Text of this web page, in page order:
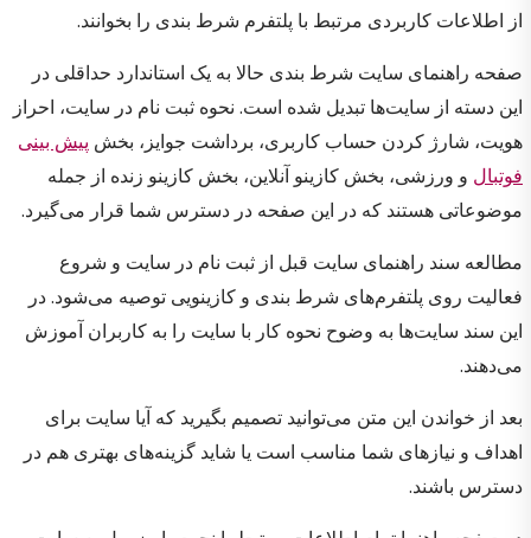
از اطلاعات کاربردی مرتبط با پلتفرم شرط بندی را بخوانند.
صفحه راهنمای سایت شرط بندی حالا به یک استاندارد حداقلی در
این دسته از سایت‌ها تبدیل شده است. نحوه ثبت نام در سایت، احراز
هویت، شارژ کردن حساب کاربری، برداشت جوایز، بخش پیش بینی
فوتبال و ورزشی، بخش کازینو آنلاین، بخش کازینو زنده از جمله
موضوعاتی هستند که در این صفحه در دسترس شما قرار می‌گیرد.
مطالعه سند راهنمای سایت قبل از ثبت نام در سایت و شروع
فعالیت روی پلتفرم‌های شرط بندی و کازینویی توصیه می‌شود. در
این سند سایت‌ها به وضوح نحوه کار با سایت را به کاربران آموزش
می‌دهند.
بعد از خواندن این متن می‌توانید تصمیم بگیرید که آیا سایت برای
اهداف و نیازهای شما مناسب است یا شاید گزینه‌های بهتری هم در
دسترس باشند.